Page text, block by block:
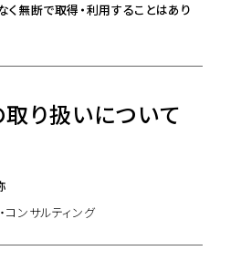
く無断で取得・利用することはあり
り扱いについて
コンサルティング